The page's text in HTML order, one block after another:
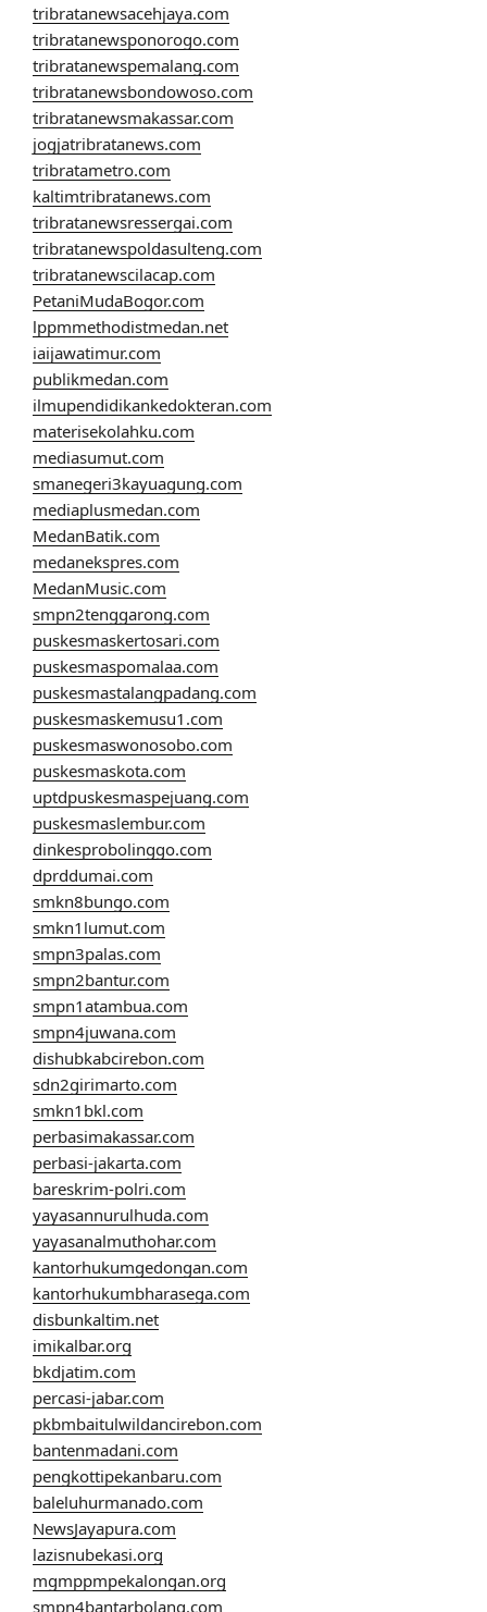
tribratanewsacehjaya.com
tribratanewsponorogo.com
tribratanewspemalang.com
tribratanewsbondowoso.com
tribratanewsmakassar.com
jogjatribratanews.com
tribratametro.com
kaltimtribratanews.com
tribratanewsressergai.com
tribratanewspoldasulteng.com
tribratanewscilacap.com
PetaniMudaBogor.com
lppmmethodistmedan.net
iaijawatimur.com
publikmedan.com
ilmupendidikankedokteran.com
materisekolahku.com
mediasumut.com
smanegeri3kayuagung.com
mediaplusmedan.com
MedanBatik.com
medanekspres.com
MedanMusic.com
smpn2tenggarong.com
puskesmaskertosari.com
puskesmaspomalaa.com
puskesmastalangpadang.com
puskesmaskemusu1.com
puskesmaswonosobo.com
puskesmaskota.com
uptdpuskesmaspejuang.com
puskesmaslembur.com
dinkesprobolinggo.com
dprddumai.com
smkn8bungo.com
smkn1lumut.com
smpn3palas.com
smpn2bantur.com
smpn1atambua.com
smpn4juwana.com
dishubkabcirebon.com
sdn2girimarto.com
smkn1bkl.com
perbasimakassar.com
perbasi-jakarta.com
bareskrim-polri.com
yayasannurulhuda.com
yayasanalmuthohar.com
kantorhukumgedongan.com
kantorhukumbharasega.com
disbunkaltim.net
imikalbar.org
bkdjatim.com
percasi-jabar.com
pkbmbaitulwildancirebon.com
bantenmadani.com
pengkottipekanbaru.com
baleluhurmanado.com
NewsJayapura.com
lazisnubekasi.org
mgmppmpekalongan.org
smpn4bantarbolang.com